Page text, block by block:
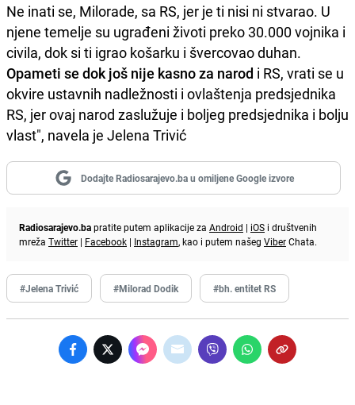
Ne inati se, Milorade, sa RS, jer je ti nisi ni stvarao. U
njene temelje su ugrađeni životi preko 30.000 vojnika i
civila, dok si ti igrao košarku i švercovao duhan.
Opameti se dok još nije kasno za narod i RS, vrati se u
okvire ustavnih nadležnosti i ovlaštenja predsjednika
RS, jer ovaj narod zaslužuje i boljeg predsjednika i bolju
vlast", navela je Jelena Trivić
Dodajte Radiosarajevo.ba u omiljene Google izvore
Radiosarajevo.bapratite putem aplikacije za Android | iOS i društvenih
mreža Twitter | Facebook | Instagram, kao i putem našeg ViberChata.
#Jelena Trivić #Milorad Dodik #bh. entitet RS